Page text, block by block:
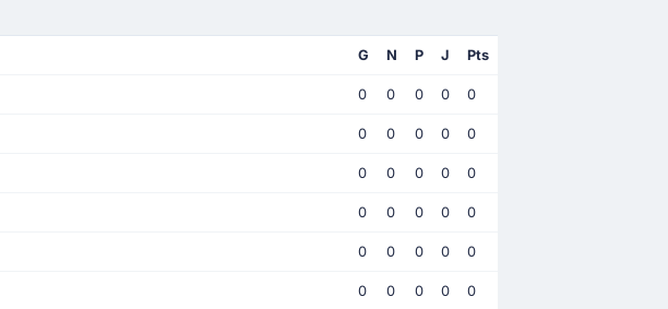
G N P J Pts
0 0 0 0 0
0 0 0 0 0
0 0 0 0 0
0 0 0 0 0
0 0 0 0 0
0 0 0 0 0